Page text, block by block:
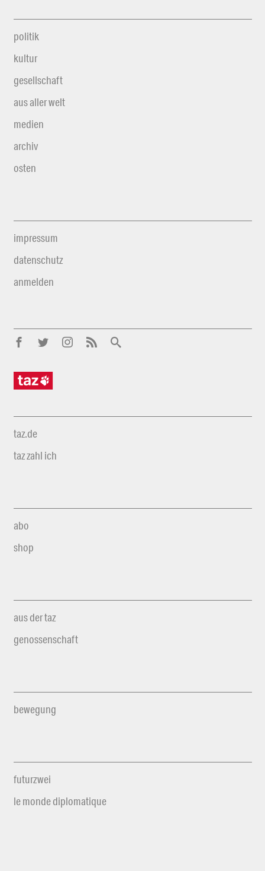
politik
kultur
gesellschaft
aus aller welt
medien
archiv
osten
impressum
datenschutz
anmelden
taz.de
taz zahl ich
abo
shop
aus der taz
genossenschaft
bewegung
futurzwei
le monde diplomatique